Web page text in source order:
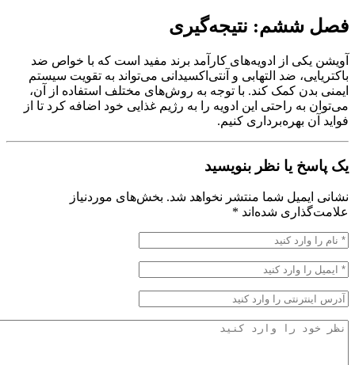
نتیجه‌گیری
از ادویه‌های کارآمد برند مفید است که با خواص ضد
ضد التهابی و آنتی‌اکسیدانی می‌تواند به تقویت سیستم
کمک کند. با توجه به روش‌های مختلف استفاده از آن،
راحتی این ادویه را به رژیم غذایی خود اضافه کرد تا از
بهره‌برداری کنیم.
یا نظر بنویسید
شما منتشر نخواهد شد. بخش‌های موردنیاز
شده‌اند *